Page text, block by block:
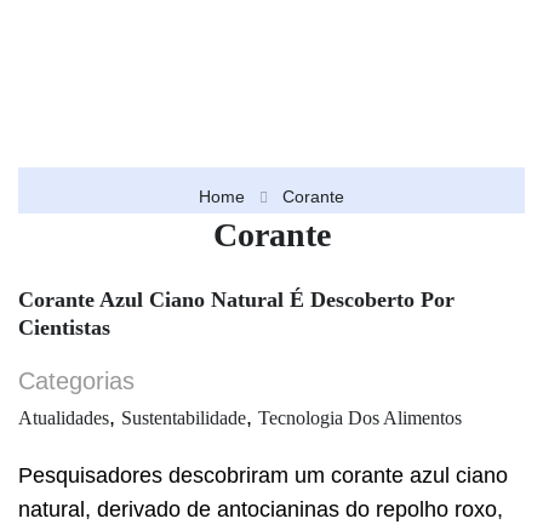
Home Corante
Corante
Corante Azul Ciano Natural É Descoberto Por
Cientistas
Categorias
Atualidades, Sustentabilidade, Tecnologia Dos Alimentos
Pesquisadores descobriram um corante azul ciano
natural, derivado de antocianinas do repolho roxo,